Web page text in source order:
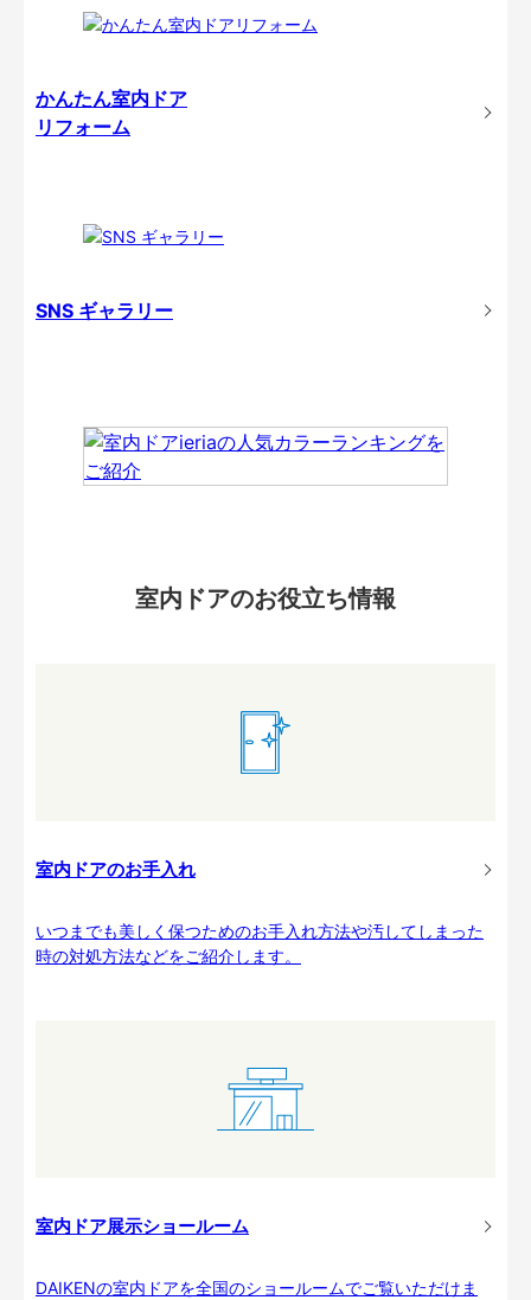
かんたん室内ドア
リフォーム
SNS ギャラリー
室内ドアのお役立ち情報
室内ドアのお手入れ
いつまでも美しく保つためのお手入れ方法や汚してしまった
時の対処方法などをご紹介します。
室内ドア展示ショールーム
DAIKENの室内ドアを全国のショールームでご覧いただけま